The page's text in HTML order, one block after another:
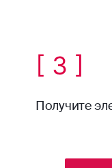
[ 3 ]
Получите